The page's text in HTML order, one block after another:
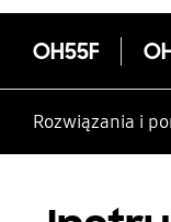
OH55F
Rozwiązania i